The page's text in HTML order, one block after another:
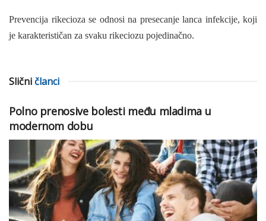
Prevencija rikecioza se odnosi na presecanje lanca infekcije, koji
je karakterističan za svaku rikeciozu pojedinačno.
Slični članci
Polno prenosive bolesti među mladima u
modernom dobu